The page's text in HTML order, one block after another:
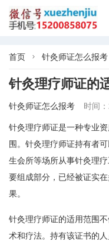
首页  针灸师证怎么报考
针灸理疗师证的
针灸师证怎么报考 时间
针灸理疗师证是一种专业
围。针灸理疗师证持有者
生会所等场所从事针灸理
要组成部分，已经被证实
果。
针灸理疗师证的适用范围
术和疗法。持有该证书的